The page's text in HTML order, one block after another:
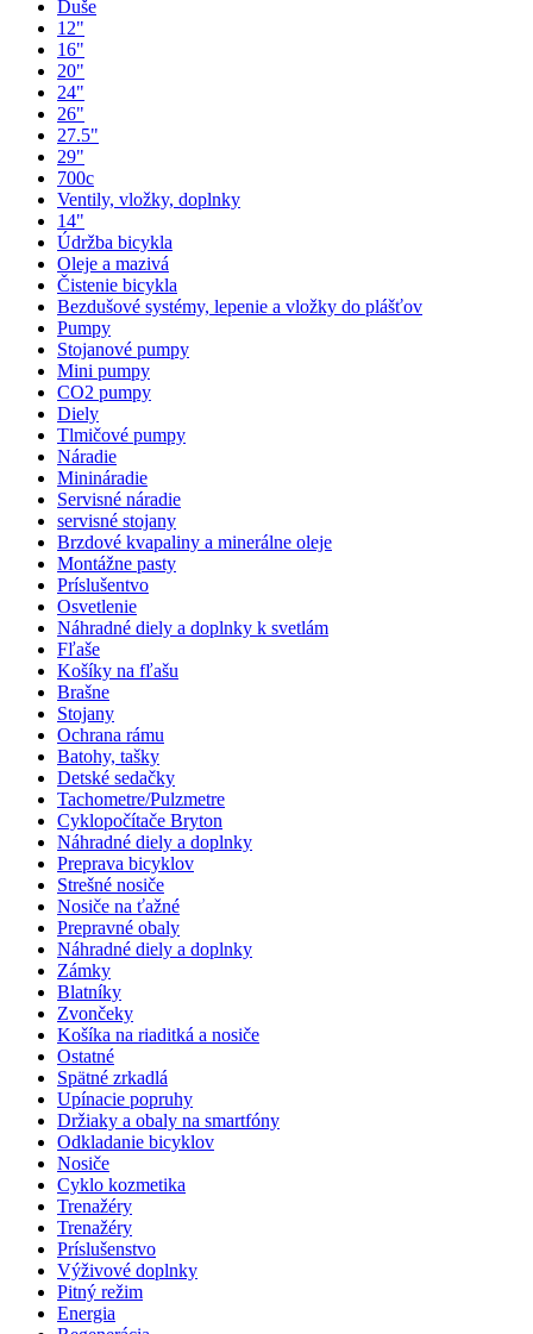
Duše
12"
16"
20"
24"
26"
27.5"
29"
700c
Ventily, vložky, doplnky
14"
Údržba bicykla
Oleje a mazivá
Čistenie bicykla
Bezdušové systémy, lepenie a vložky do plášťov
Pumpy
Stojanové pumpy
Mini pumpy
CO2 pumpy
Diely
Tlmičové pumpy
Náradie
Minináradie
Servisné náradie
servisné stojany
Brzdové kvapaliny a minerálne oleje
Montážne pasty
Príslušentvo
Osvetlenie
Náhradné diely a doplnky k svetlám
Fľaše
Košíky na fľašu
Brašne
Stojany
Ochrana rámu
Batohy, tašky
Detské sedačky
Tachometre/Pulzmetre
Cyklopočítače Bryton
Náhradné diely a doplnky
Preprava bicyklov
Strešné nosiče
Nosiče na ťažné
Prepravné obaly
Náhradné diely a doplnky
Zámky
Blatníky
Zvončeky
Košíka na riaditká a nosiče
Ostatné
Spätné zrkadlá
Upínacie popruhy
Držiaky a obaly na smartfóny
Odkladanie bicyklov
Nosiče
Cyklo kozmetika
Trenažéry
Trenažéry
Príslušenstvo
Výživové doplnky
Pitný režim
Energia